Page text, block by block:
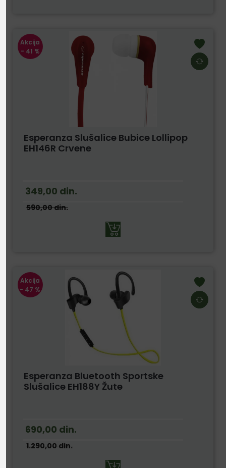
Akcija
- 41 %
Esperanza Slušalice Bubice Lollipop
EH146R Crvene
349,00 din.
590,00din.
Akcija
- 47 %
Esperanza Bluetooth Sportske
Slušalice EH188Y Žute
690,00 din.
1.290,00din.